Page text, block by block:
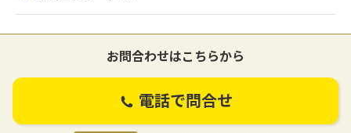
お問合わせはこちらから
電話で問合せ